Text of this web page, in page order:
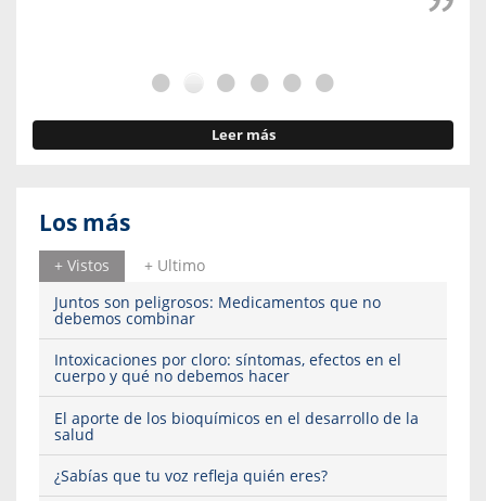
Leer más
Los más
+ Vistos
+ Ultimo
Juntos son peligrosos: Medicamentos que no
debemos combinar
Intoxicaciones por cloro: síntomas, efectos en el
cuerpo y qué no debemos hacer
El aporte de los bioquímicos en el desarrollo de la
salud
¿Sabías que tu voz refleja quién eres?